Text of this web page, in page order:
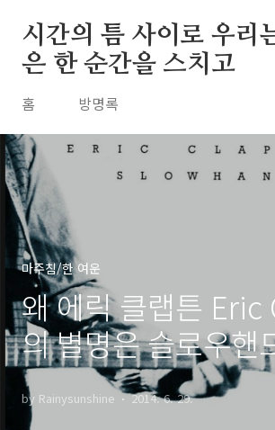
시간의 틈 사이로 우리
은 한 순간을 스치고
홈 방명록
마주침/한 여운
왜 에릭 클랩튼
의 별명은 슬로우핸
by Rainysunshine 2014. 6. 29.